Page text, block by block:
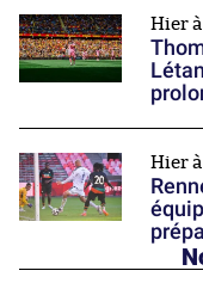
Hier à
Hier à